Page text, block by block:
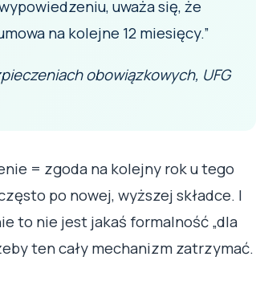
uważa się, że
na kolejne 12 miesięcy.”
obowiązkowych, UFG
= zgoda na kolejny rok u tego
po nowej, wyższej składce. I
to nie jest jakaś formalność „dla
ten cały mechanizm zatrzymać.